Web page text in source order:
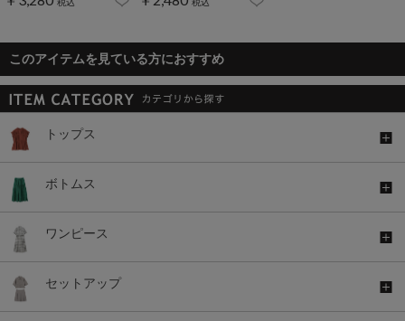
このアイテムを見ている方におすすめ
トップス
ボトムス
ワンピース
セットアップ